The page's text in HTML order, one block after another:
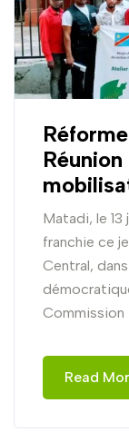
Matadi, le
franchie ce
Central,
Commission
Read